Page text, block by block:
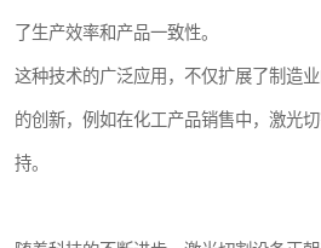
了生产效率和产品一致性。
这种技术的广泛应用，不仅扩展了制造
的创新，例如在化工产品销售中，激光
持。